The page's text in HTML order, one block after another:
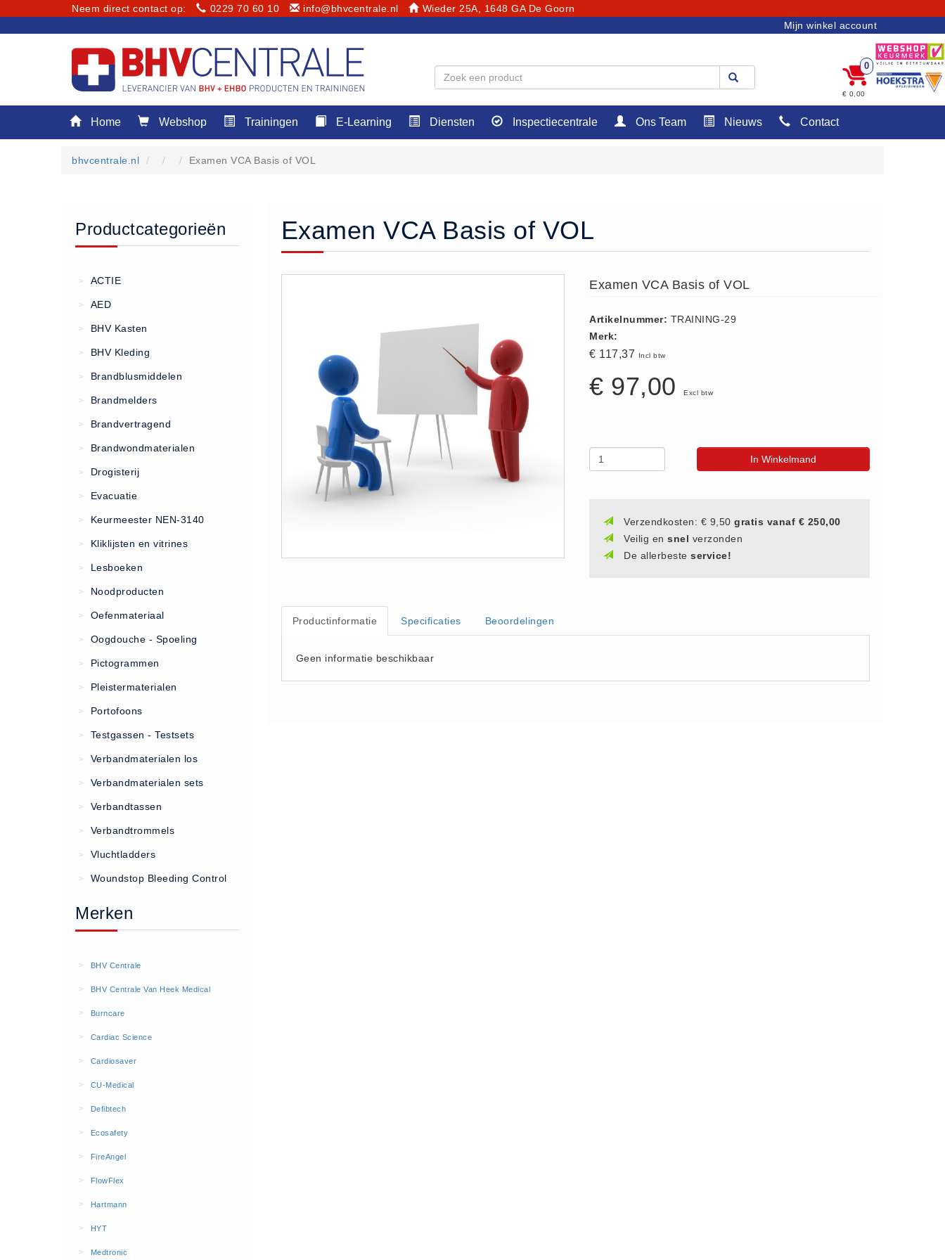
Neem direct contact op: 0229 70 60 10 info@bhvcentrale.nl Wieder 25A, 1648 GA De Goorn
Home
Keuringen
Bedrijfsnoodplannen
Inspectiecentrale
Ons Team
Nieuws
Contact
Algemene Voorwaarden
Vacatures
AED apparaten (11)
AED apparaten (11)
AED batterijen (12)
AED binnen - buiten kasten (11)
AED elektroden (18)
AED tassen (14)
BHV kasten (5)
BHV kasten (0)
Evacuatie - Zaklampen (0)
Kleding - Hesjes (0)
Brandblusmiddelen
Schuimblussers (6)
Brandmelders
CO melders (2)
Mijn winkel account
0
€ 0,00
Home Webshop Trainingen E-Learning Diensten Inspectiecentrale Ons Team Nieuws Contact
bhvcentrale.nl Examen VCA Basis of VOL
Productcategorieën
> ACTIE
> AED
> BHV Kasten
> BHV Kleding
> Brandblusmiddelen
> Brandmelders
> Brandvertragend
> Brandwondmaterialen
> Drogisterij
> Evacuatie
> Keurmeester NEN-3140
> Kliklijsten en vitrines
> Lesboeken
> Noodproducten
> Oefenmateriaal
> Oogdouche - Spoeling
> Pictogrammen
> Pleistermaterialen
> Portofoons
> Testgassen - Testsets
> Verbandmaterialen los
> Verbandmaterialen sets
> Verbandtassen
> Verbandtrommels
> Vluchtladders
> Woundstop Bleeding Control
Merken
> BHV Centrale
> BHV Centrale Van Heek Medical
> Burncare
> Cardiac Science
> Cardiosaver
> CU-Medical
> Defibtech
> Ecosafety
> FireAngel
> FlowFlex
> Hartmann
> HYT
> Medtronic
Examen VCA Basis of VOL
Examen VCA Basis of VOL
Artikelnummer: TRAINING-29
Merk:
€ 117,37 Incl btw
€ 97,00Excl btw
In Winkelmand
Verzendkosten: € 9,50gratis vanaf € 250,00
Veilig ensnel verzonden
De allerbesteservice!
Productinformatie Specificaties Beoordelingen
Geen informatie beschikbaar